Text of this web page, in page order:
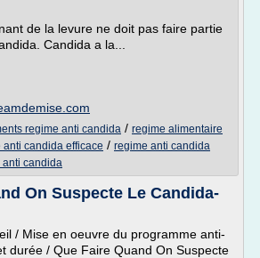
de la levure ne doit pas faire partie
Candida a la...
regime anti candida / regime alimentaire
anti candida efficace / regime anti candida
anti candida
On Suspecte Le Candida-
/ Mise en oeuvre du programme anti-
durée / Que Faire Quand On Suspecte